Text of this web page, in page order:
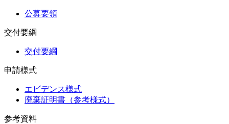
公募要領
交付要綱
交付要綱
申請様式
エビデンス様式
廃棄証明書（参考様式）
参考資料